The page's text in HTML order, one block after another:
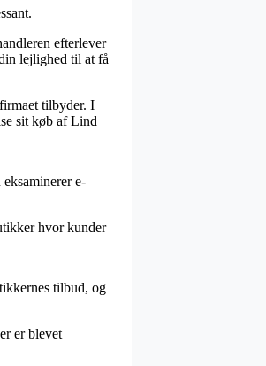
efterlever
lejlighed til at få
tilbyder. I
sit køb af Lind
e-
hvor kunder
tilbud, og
er blevet